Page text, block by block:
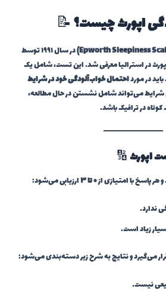
اپورث چیست؟📝
در سال ۱۹۹۱ توسط
در استرالیا معرفی شد. این تست، شامل یک
در مورداحتمال خواب‌آلودگی خود در شرایط
می‌تواند شامل نشستن در حال مطالعه،
در ترافیک باشد.
اپورث🔢
هر پاسخ با امتیازی از۰ تا ۳ ارزیابی می‌شود:
ندارد.
زیاد است.
می‌گیرد و نتایج به شرح زیر دسته‌بندی می‌شود:
نیست.